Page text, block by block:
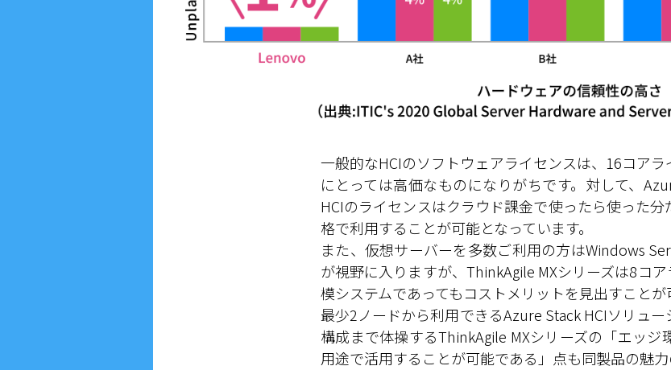
一般的なHCIのソフトウェアライセンスは、16コア
にとっては高価なものになりがちです。対して、
HCIのライセンスはクラウド課金で使ったら使った
格で利用することが可能となっています。
また、仮想サーバーを多数ご利用の方はWindows
が視野に入りますが、ThinkAgile MXシリーズは8コ
模システムであってもコストメリットを見出すことが
最少2ノードから利用できるAzure Stack HCIソリュ
構成まで体操するThinkAgile MXシリーズの「エッ
用途で活用することが可能である」点も同製品の魅力